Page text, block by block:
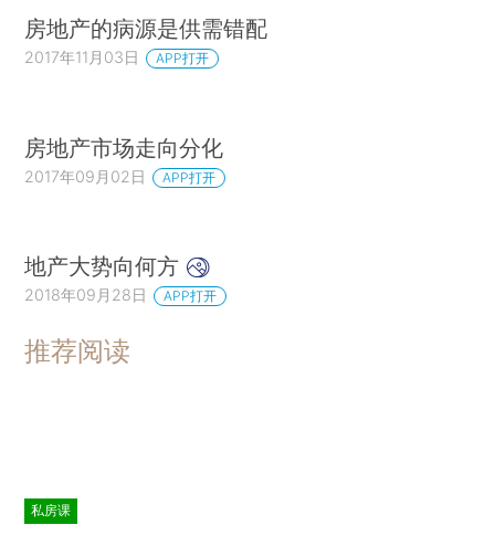
房地产的病源是供需错配
2017年11月03日 APP打开
房地产市场走向分化
2017年09月02日 APP打开
地产大势向何方
2018年09月28日 APP打开
推荐阅读
私房课